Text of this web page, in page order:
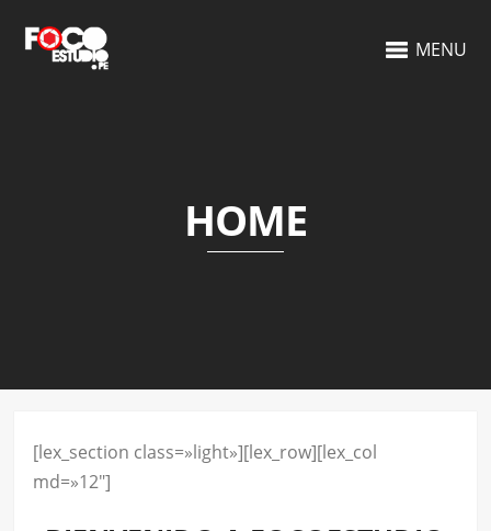
MENU
HOME
[lex_section class=»light»][lex_row][lex_col
md=»12″]